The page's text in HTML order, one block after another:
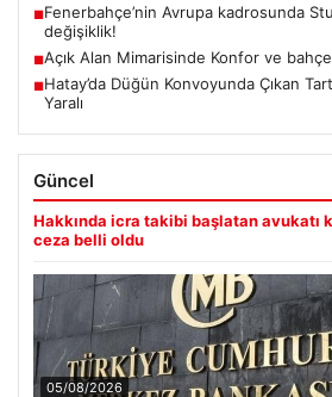
■Fenerbahçe’nin Avrupa kadrosunda
değişiklik!
■Açık Alan Mimarisinde Konfor ve
■Hatay’da Düğün Konvoyunda Çıkan
Yaralı
Güncel
Hakkında icra takibi başlatan avukatı
ceza belli oldu
05/08/2026